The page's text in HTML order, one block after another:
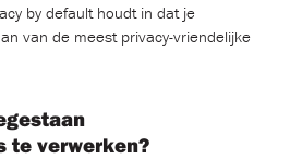
by default houdt in dat je
van de meest privacy-vriendelijke
te verwerken?